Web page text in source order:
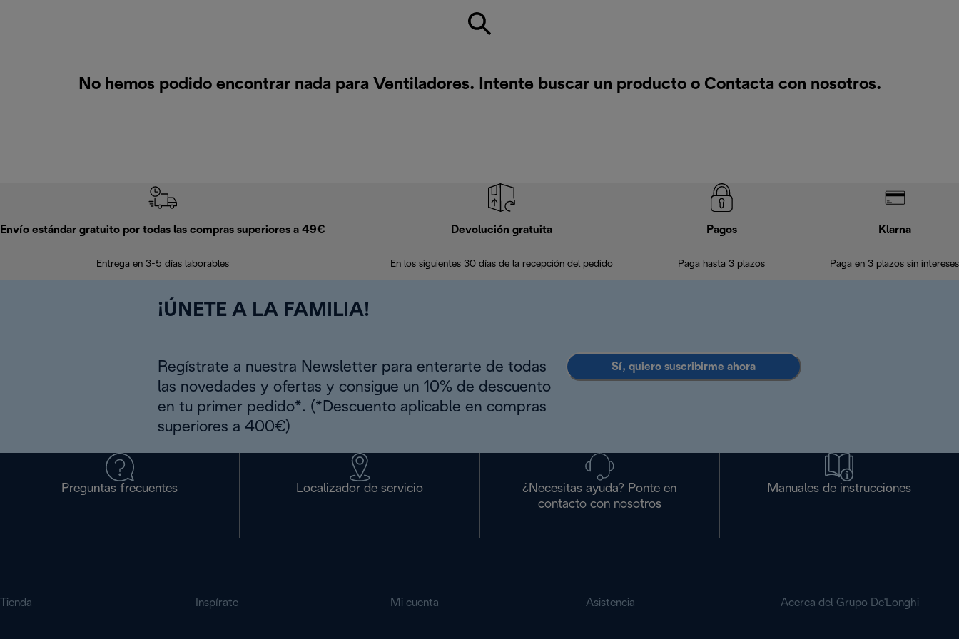
No hemos podido encontrar nada para Ventiladores. Intente buscar un producto o Contacta con nosotros.
Envío estándar gratuito por todas las compras superiores a 49€
Entrega en 3-5 días laborables
Devolución gratuita
En los siguientes 30 días de la recepción del pedido
Pagos
Paga hasta 3 plazos
Klarna
Paga en 3 plazos sin intereses
¡ÚNETE A LA FAMILIA!
Regístrate a nuestra Newsletter para enterarte de todas
las novedades y ofertas y consigue un 10% de descuento
en tu primer pedido*. (*Descuento aplicable en compras
superiores a 400€)
Sí, quiero suscribirme ahora
Preguntas frecuentes Localizador de servicio
¿Necesitas ayuda? Ponte en
contacto con nosotros
Manuales de instrucciones
Tienda Inspírate Mi cuenta Asistencia Acerca del Grupo De'Longhi